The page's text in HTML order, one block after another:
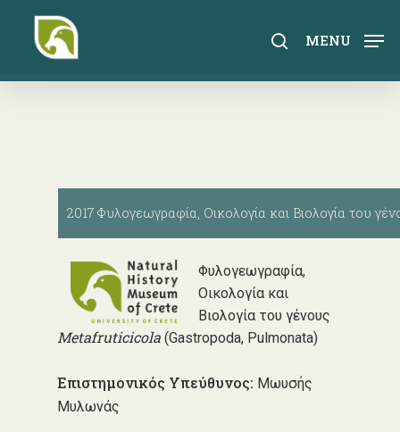
content
search
MENU
2017 Φυλογεωγραφία, Οικολογία και Βιολογία του
Φυλογεωγραφία,
Οικολογία και
Βιολογία του γένους
Metafruticicola (Gastropoda, Pulmonata)
Επιστημονικός Υπεύθυνος: Μωυσής
Μυλωνάς